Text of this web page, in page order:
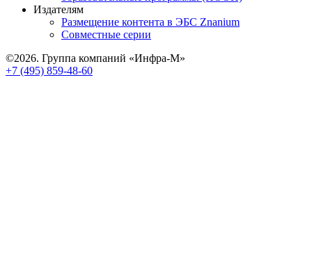
Издателям
Размещение контента в ЭБС Znanium
Совместные серии
©2026. Группа компаний «Инфра-М»
+7 (495) 859-48-60